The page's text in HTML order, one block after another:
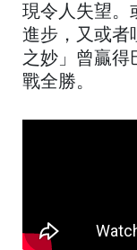
現令人失望。
進步，又或者
之妙」曾贏得
戰全勝。